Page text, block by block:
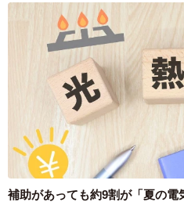
補助があっても約9割が「夏の